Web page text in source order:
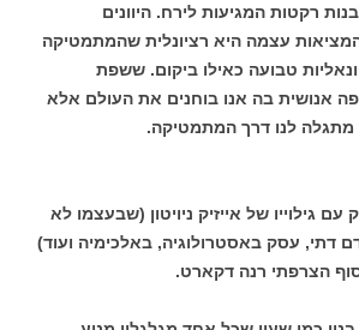
רקטות המגיעות לירח. היוונים
עצמה היא רציונלית שהמתמטיקה
טבועה כאילו ביקום. ששפת
אנושית בה אנו בוחנים את העולם אלא
מתגלה לנו דרך המתמטיקה.
עם גילוייו של אייזיק ניויטון (שבעצמו לא
דתי, עסק באסטרולוגיה, באלכימיה ועוד)
הצרפתי רנה דקארט.